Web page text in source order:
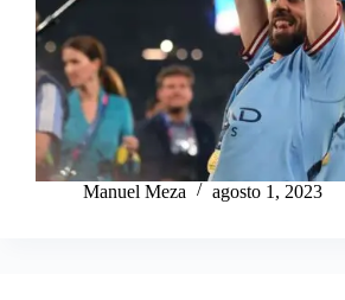
Manuel Meza agosto 1, 2023